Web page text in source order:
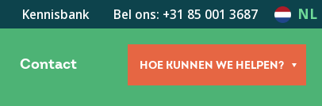
Kennisbank Bel ons: +31 85 001 3687 NL
Contact HOE KUNNEN WE HELPEN?